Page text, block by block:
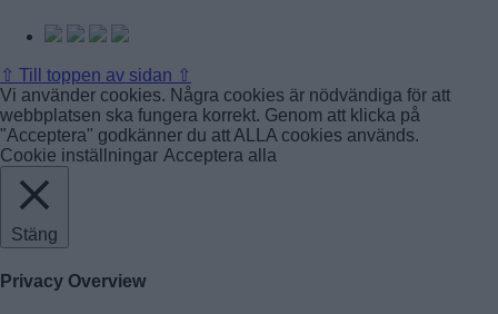
⇧ Till toppen av sidan ⇧
Vi använder cookies. Några cookies är nödvändiga för att
webbplatsen ska fungera korrekt. Genom att klicka på
"Acceptera" godkänner du att ALLA cookies används.
Cookie inställningar Acceptera alla
Stäng
Privacy Overview